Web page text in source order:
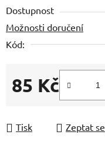
Dostupnost
Možnosti doručení
Kód:
85 Kč
Měrná cena:
Tisk Zeptat se